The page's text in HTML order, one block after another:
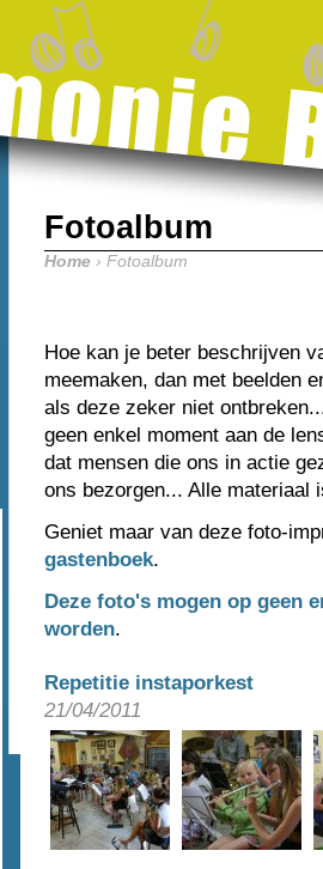
Fotoalbum
Home › Fotoalbum
Hoe kan je beter beschrijven
meemaken, dan met beelden
als deze zeker niet
geen enkel moment aan de
dat mensen die ons in actie
ons bezorgen... Alle materiaal
Geniet maar van deze foto-
gastenboek.
Deze foto's mogen op geen
worden.
Repetitie instaporkest
21/04/2011